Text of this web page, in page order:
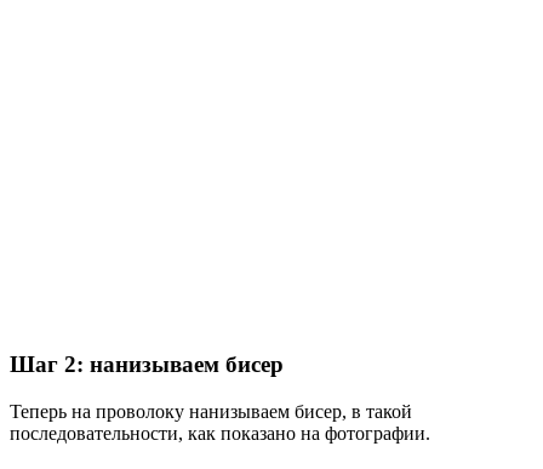
Шаг 2: нанизываем бисер
Теперь на проволоку нанизываем бисер, в такой
последовательности, как показано на фотографии.